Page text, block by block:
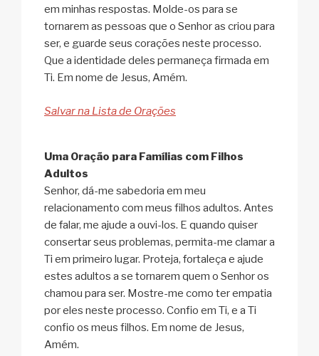
em minhas respostas. Molde-os para se
tornarem as pessoas que o Senhor as criou para
ser, e guarde seus corações neste processo.
Que a identidade deles permaneça firmada em
Ti. Em nome de Jesus, Amém.
Salvar na Lista de Orações
Uma Oração para Famílias com Filhos
Adultos
Senhor, dá-me sabedoria em meu
relacionamento com meus filhos adultos. Antes
de falar, me ajude a ouvi-los. E quando quiser
consertar seus problemas, permita-me clamar a
Ti em primeiro lugar. Proteja, fortaleça e ajude
estes adultos a se tornarem quem o Senhor os
chamou para ser. Mostre-me como ter empatia
por eles neste processo. Confio em Ti, e a Ti
confio os meus filhos. Em nome de Jesus,
Amém.